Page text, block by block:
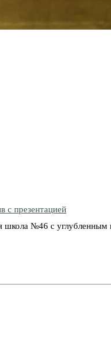
с презентацией
№46 с углубленным